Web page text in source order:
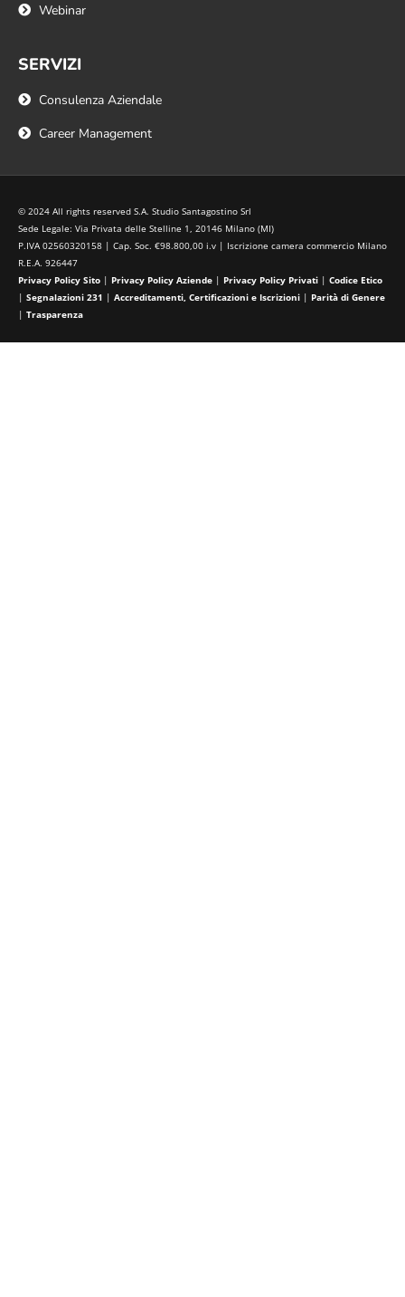
Webinar
SERVIZI
Consulenza Aziendale
Career Management
© 2024 All rights reserved S.A. Studio Santagostino Srl
Sede Legale: Via Privata delle Stelline 1, 20146 Milano (MI)
P.IVA 02560320158 | Cap. Soc. €98.800,00 i.v | Iscrizione camera commercio Milano
R.E.A. 926447
Privacy Policy Sito | Privacy Policy Aziende | Privacy Policy Privati | Codice Etico
| Segnalazioni 231 | Accreditamenti, Certificazioni e Iscrizioni | Parità di Genere
| Trasparenza